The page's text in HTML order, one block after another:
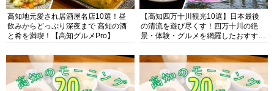
高知地元愛され居酒屋名店10選！昼
飲みからどっぷり深夜まで 高知の酒
と肴を満喫！【高知グルメPro】
【高知四万十川観光10選】日本最後
の清流を遊び尽くす！四万十川の絶
景・体験・グルメを網羅したおすすめ